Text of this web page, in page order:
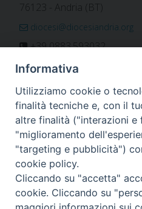
76123 - Andria (BT)
diocesi@diocesiandria.org
+39 0883.593032
+39 0883.592596
ORARIO E
Orari uffici
Calendario diocesano
Orario messe
Informativa
Utilizziamo cookie o
finalità tecniche e, con il
altre finalità ("interazioni e
"miglioramento
"targeting e pubblicità")
cookie policy.
Cliccando su "accetta"
cookie. Cliccando su